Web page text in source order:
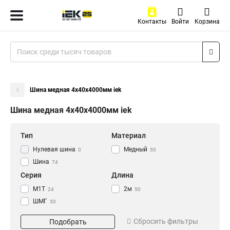
Контакты Войти Корзина
Шина медная 4х40х4000мм iek
Шина медная 4х40х4000мм iek
Тип
Нулевая шина 0
Шина 74
Материал
Медный 50
Серия
М1Т 24
ШМГ 50
Длина
2м 50
Размер
3х30х4000мм 1
Подобрать Сбросить фильтры